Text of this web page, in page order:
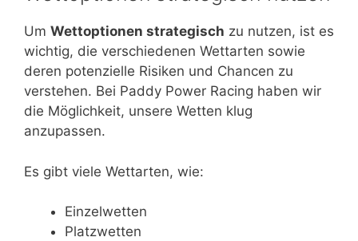
Um Wettoptionen strategisch zu nutzen, ist es
wichtig, die verschiedenen Wettarten sowie
deren potenzielle Risiken und Chancen zu
verstehen. Bei Paddy Power Racing haben wir
die Möglichkeit, unsere Wetten klug
anzupassen.
Es gibt viele Wettarten, wie:
Einzelwetten
Platzwetten